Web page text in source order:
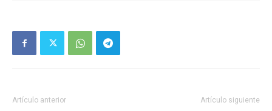
Artículo anterior Artículo siguiente